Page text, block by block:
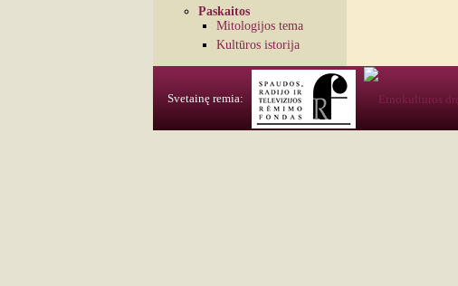
Paskaitos
Mitologijos tema
Kultūros istorija
Svetainę remia: